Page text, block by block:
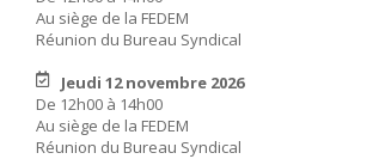
Au siège de la FEDEM
Réunion du Bureau Syndical
Jeudi 12 novembre 2026
De 12h00 à 14h00
Au siège de la FEDEM
Réunion du Bureau Syndical